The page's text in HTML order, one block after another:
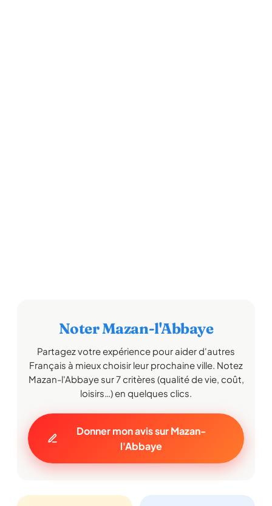
Noter Mazan-l'Abbaye
Partagez votre expérience pour aider d'autres
Français à mieux choisir leur prochaine ville. Notez
Mazan-l'Abbaye sur 7 critères (qualité de vie, coût,
loisirs…) en quelques clics.
Donner mon avis sur Mazan-
l'Abbaye